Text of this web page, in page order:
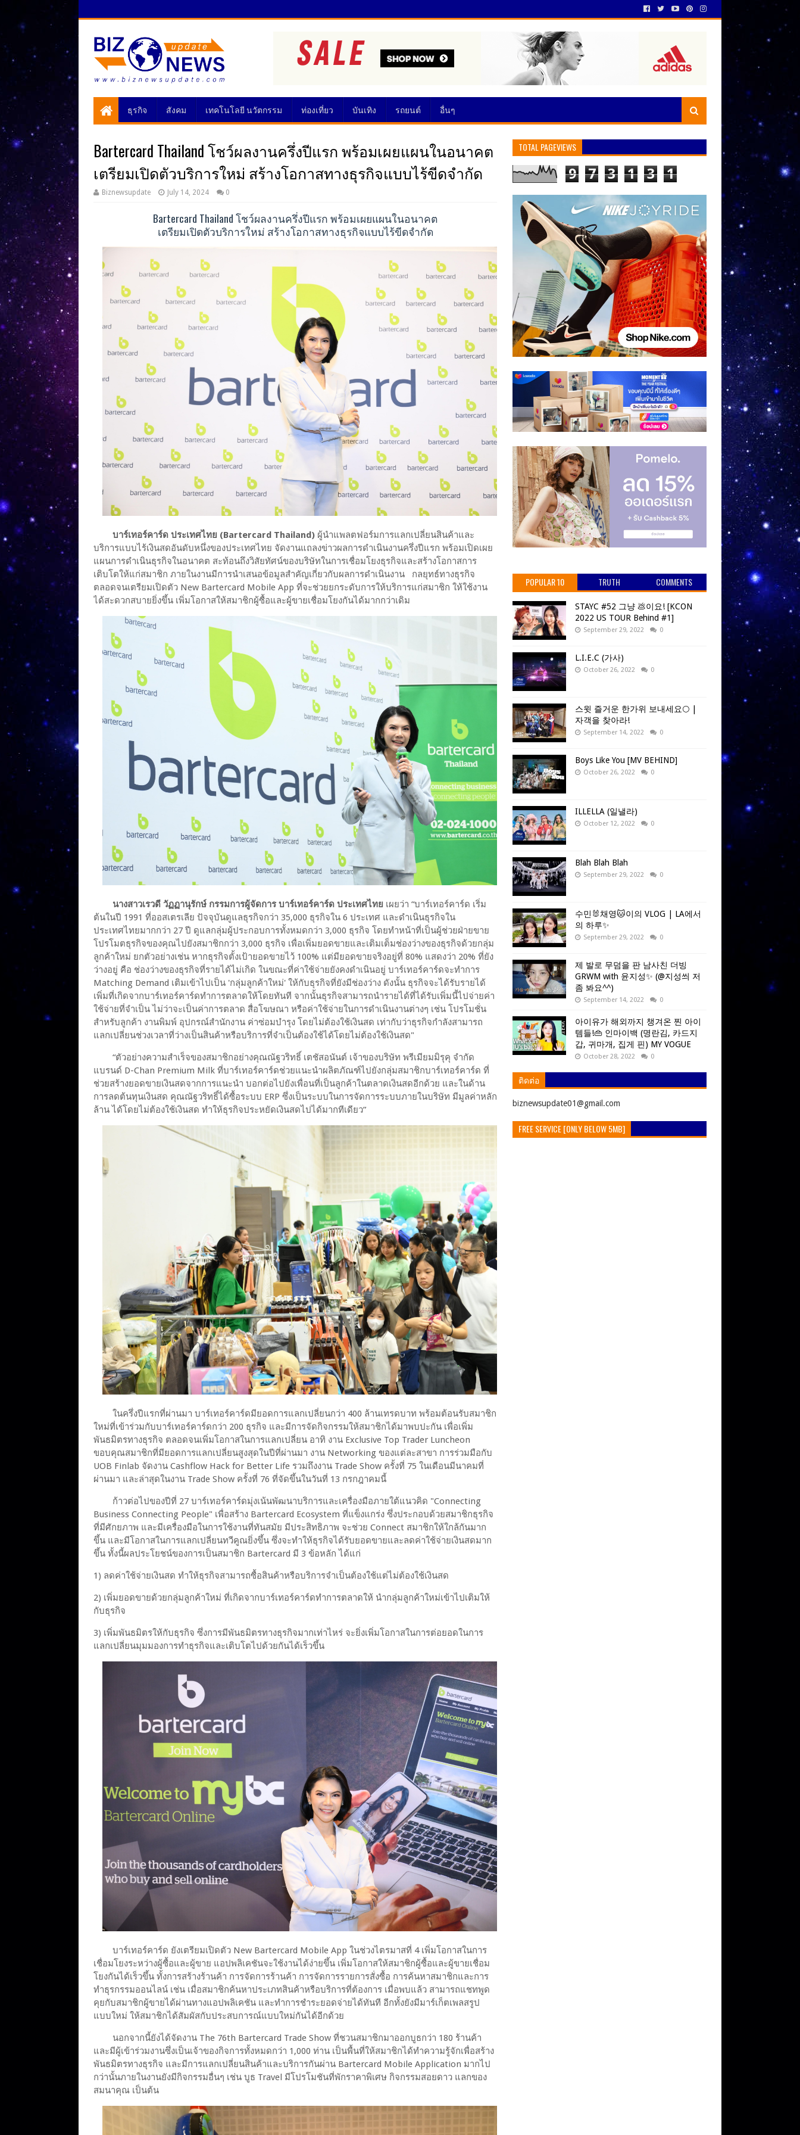
ธุรกิจ สังคม เทคโนโลยี นวัตกรรม ท่องเที่ยว บันเทิง รถยนต์ อื่นๆ
Bartercard Thailand โชว์ผลงานครึ่งปีแรก พร้อมเผยแผนในอนาคต
เตรียมเปิดตัวบริการใหม่ สร้างโอกาสทางธุรกิจแบบไร้ขีดจำกัด
Biznewsupdate July 14, 2024 0
Bartercard Thailand โชว์ผลงานครึ่งปีแรก พร้อมเผยแผนในอนาคต
เตรียมเปิดตัวบริการใหม่ สร้างโอกาสทางธุรกิจแบบไร้ขีดจำกัด
บาร์เทอร์คาร์ด ประเทศไทย (Bartercard Thailand) ผู้นำแพลตฟอร์มการแลกเปลี่ยนสินค้าและ
บริการแบบไร้เงินสดอันดับหนึ่งของประเทศไทย จัดงานแถลงข่าวผลการดำเนินงานครึ่งปีแรก พร้อมเปิดเผย
แผนการดำเนินธุรกิจในอนาคต สะท้อนถึงวิสัยทัศน์ของบริษัทในการเชื่อมโยงธุรกิจและสร้างโอกาสการ
เติบโตให้แก่สมาชิก ภายในงานมีการนำเสนอข้อมูลสำคัญเกี่ยวกับผลการดำเนินงาน กลยุทธ์ทางธุรกิจ
ตลอดจนเตรียมเปิดตัว New Bartercard Mobile App ที่จะช่วยยกระดับการให้บริการแก่สมาชิก ให้ใช้งาน
ได้สะดวกสบายยิ่งขึ้น เพิ่มโอกาสให้สมาชิกผู้ซื้อและผู้ขายเชื่อมโยงกันได้มากกว่าเดิม
นางสาวเรวดี วัฏฏานุรักษ์ กรรมการผู้จัดการ บาร์เทอร์คาร์ด ประเทศไทย เผยว่า “บาร์เทอร์คาร์ด เริ่ม
ต้นในปี 1991 ที่ออสเตรเลีย ปัจจุบันดูแลธุรกิจกว่า 35,000 ธุรกิจใน 6 ประเทศ และดำเนินธุรกิจใน
ประเทศไทยมากกว่า 27 ปี ดูแลกลุ่มผู้ประกอบการทั้งหมดกว่า 3,000 ธุรกิจ โดยทำหน้าที่เป็นผู้ช่วยฝ่ายขาย
โปรโมตธุรกิจของคุณไปยังสมาชิกกว่า 3,000 ธุรกิจ เพื่อเพิ่มยอดขายและเติมเต็มช่องว่างของธุรกิจด้วยกลุ่ม
ลูกค้าใหม่ ยกตัวอย่างเช่น หากธุรกิจตั้งเป้ายอดขายไว้ 100% แต่มียอดขายจริงอยู่ที่ 80% แสดงว่า 20% ที่ยัง
ว่างอยู่ คือ ช่องว่างของธุรกิจที่รายได้ไม่เกิด ในขณะที่ค่าใช้จ่ายยังคงดำเนินอยู่ บาร์เทอร์คาร์ดจะทำการ
Matching Demand เติมเข้าไปเป็น 'กลุ่มลูกค้าใหม่' ให้กับธุรกิจที่ยังมีช่องว่าง ดังนั้น ธุรกิจจะได้รับรายได้
เพิ่มที่เกิดจากบาร์เทอร์คาร์ดทำการตลาดให้โดยทันที จากนั้นธุรกิจสามารถนำรายได้ที่ได้รับเพิ่มนี้ไปจ่ายค่า
ใช้จ่ายที่จำเป็น ไม่ว่าจะเป็นค่าการตลาด สื่อโฆษณา หรือค่าใช้จ่ายในการดำเนินงานต่างๆ เช่น โปรโมชั่น
สำหรับลูกค้า งานพิมพ์ อุปกรณ์สำนักงาน ค่าซ่อมบำรุง โดยไม่ต้องใช้เงินสด เท่ากับว่าธุรกิจกำลังสามารถ
แลกเปลี่ยนช่วงเวลาที่ว่างเป็นสินค้าหรือบริการที่จำเป็นต้องใช้ได้โดยไม่ต้องใช้เงินสด"
“ตัวอย่างความสำเร็จของสมาชิกอย่างคุณณัฐวริทธิ์ เตชัสอนันต์ เจ้าของบริษัท พรีเมียมมิรุคุ จำกัด
แบรนด์ D-Chan Premium Milk ที่บาร์เทอร์คาร์ดช่วยแนะนำผลิตภัณฑ์ไปยังกลุ่มสมาชิกบาร์เทอร์คาร์ด ที่
ช่วยสร้างยอดขายเงินสดจากการแนะนำ บอกต่อไปยังเพื่อนที่เป็นลูกค้าในตลาดเงินสดอีกด้วย และในด้าน
การลดต้นทุนเงินสด คุณณัฐวริทธิ์ได้ซื้อระบบ ERP ซึ่งเป็นระบบในการจัดการระบบภายในบริษัท มีมูลค่าหลัก
ล้าน ได้โดยไม่ต้องใช้เงินสด ทำให้ธุรกิจประหยัดเงินสดไปได้มากทีเดียว”
ในครึ่งปีแรกที่ผ่านมา บาร์เทอร์คาร์ดมียอดการแลกเปลี่ยนกว่า 400 ล้านเทรดบาท พร้อมต้อนรับสมาชิก
ใหม่ที่เข้าร่วมกับบาร์เทอร์คาร์ดกว่า 200 ธุรกิจ และมีการจัดกิจกรรมให้สมาชิกได้มาพบปะกัน เพื่อเพิ่ม
พันธมิตรทางธุรกิจ ตลอดจนเพิ่มโอกาสในการแลกเปลี่ยน อาทิ งาน Exclusive Top Trader Luncheon
ขอบคุณสมาชิกที่มียอดการแลกเปลี่ยนสูงสุดในปีที่ผ่านมา งาน Networking ของแต่ละสาขา การร่วมมือกับ
UOB Finlab จัดงาน Cashflow Hack for Better Life รวมถึงงาน Trade Show ครั้งที่ 75 ในเดือนมีนาคมที่
ผ่านมา และล่าสุดในงาน Trade Show ครั้งที่ 76 ที่จัดขึ้นในวันที่ 13 กรกฎาคมนี้
ก้าวต่อไปของปีที่ 27 บาร์เทอร์คาร์ดมุ่งเน้นพัฒนาบริการและเครื่องมือภายใต้แนวคิด "Connecting
Business Connecting People" เพื่อสร้าง Bartercard Ecosystem ที่แข็งแกร่ง ซึ่งประกอบด้วยสมาชิกธุรกิจ
ที่มีศักยภาพ และมีเครื่องมือในการใช้งานที่ทันสมัย มีประสิทธิภาพ จะช่วย Connect สมาชิกให้ใกล้กันมาก
ขึ้น และมีโอกาสในการแลกเปลี่ยนทวีคูณยิ่งขึ้น ซึ่งจะทำให้ธุรกิจได้รับยอดขายและลดค่าใช้จ่ายเงินสดมาก
ขึ้น ทั้งนี้ผลประโยชน์ของการเป็นสมาชิก Bartercard มี 3 ข้อหลัก ได้แก่
1) ลดค่าใช้จ่ายเงินสด ทำให้ธุรกิจสามารถซื้อสินค้าหรือบริการจำเป็นต้องใช้แต่ไม่ต้องใช้เงินสด
2) เพิ่มยอดขายด้วยกลุ่มลูกค้าใหม่ ที่เกิดจากบาร์เทอร์คาร์ดทำการตลาดให้ นำกลุ่มลูกค้าใหม่เข้าไปเติมให้
กับธุรกิจ
3) เพิ่มพันธมิตรให้กับธุรกิจ ซึ่งการมีพันธมิตรทางธุรกิจมากเท่าไหร่ จะยิ่งเพิ่มโอกาสในการต่อยอดในการ
แลกเปลี่ยนมุมมองการทำธุรกิจและเติบโตไปด้วยกันได้เร็วขึ้น
บาร์เทอร์คาร์ด ยังเตรียมเปิดตัว New Bartercard Mobile App ในช่วงไตรมาสที่ 4 เพิ่มโอกาสในการ
เชื่อมโยงระหว่างผู้ซื้อและผู้ขาย แอปพลิเคชันจะใช้งานได้ง่ายขึ้น เพิ่มโอกาสให้สมาชิกผู้ซื้อและผู้ขายเชื่อม
โยงกันได้เร็วขึ้น ทั้งการสร้างร้านค้า การจัดการร้านค้า การจัดการรายการสั่งซื้อ การค้นหาสมาชิกและการ
ทำธุรกรรมออนไลน์ เช่น เมื่อสมาชิกค้นหาประเภทสินค้าหรือบริการที่ต้องการ เมื่อพบแล้ว สามารถแชทพูด
คุยกับสมาชิกผู้ขายได้ผ่านทางแอปพลิเคชัน และทำการชำระยอดจ่ายได้ทันที อีกทั้งยังมีมาร์เก็ตเพลสรูป
แบบใหม่ ให้สมาชิกได้สัมผัสกับประสบการณ์แบบใหม่กันได้อีกด้วย
นอกจากนี้ยังได้จัดงาน The 76th Bartercard Trade Show ที่ชวนสมาชิกมาออกบูธกว่า 180 ร้านค้า
และมีผู้เข้าร่วมงานซึ่งเป็นเจ้าของกิจการทั้งหมดกว่า 1,000 ท่าน เป็นพื้นที่ให้สมาชิกได้ทำความรู้จักเพื่อสร้าง
พันธมิตรทางธุรกิจ และมีการแลกเปลี่ยนสินค้าและบริการกันผ่าน Bartercard Mobile Application มากไป
กว่านั้นภายในงานยังมีกิจกรรมอื่นๆ เช่น บูธ Travel มีโปรโมชันที่พักราคาพิเศษ กิจกรรมสอยดาว แลกของ
สมนาคุณ เป็นต้น
TOTAL PAGEVIEWS
9 7 3 1 3 1
POPULAR 10 TRUTH COMMENTS
STAYC #52 그냥 💩이요! [KCON
2022 US TOUR Behind #1]
September 29, 2022 0
L.I.E.C (가사)
October 26, 2022 0
스윗 즐거운 한가위 보내세요🌕 |
자객을 찾아라!
September 14, 2022 0
Boys Like You [MV BEHIND]
October 26, 2022 0
ILLELLA (일낼라)
October 12, 2022 0
Blah Blah Blah
September 29, 2022 0
수민🐰채영🐱이의 VLOG | LA에서
의 하루✨
September 29, 2022 0
제 발로 무덤을 판 남사친 더빙
GRWM with 윤지성✨ (@지성씌 저
좀 봐요^^)
September 14, 2022 0
아이유가 해외까지 챙겨온 찐 아이
템들!👜 인마이백 (명란김, 카드지
갑, 귀마개, 집게 핀) MY VOGUE
October 28, 2022 0
ติดต่อ
ิbiznewsupdate01@gmail.com
FREE SERVICE [ONLY BELOW 5MB]